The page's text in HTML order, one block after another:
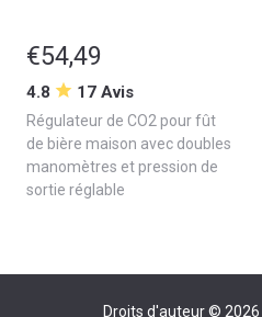
€54,49
4.8 17 Avis
Régulateur de CO2 pour fût
de bière maison avec doubles
manomètres et pression de
sortie réglable
Droits d'auteur © 2026